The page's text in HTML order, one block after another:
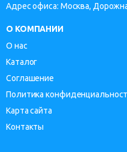
Адрес офиса: Москва,
О КОМПАНИИ
О нас
Каталог
Соглашение
Политика
Карта сайта
Контакты